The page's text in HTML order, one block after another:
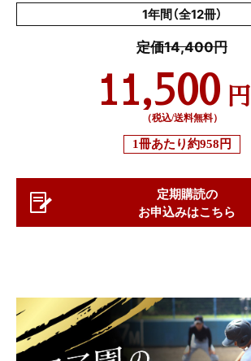
1年間（全12冊）
定価14,400円
11,500 円
（税込/送料無料）
1冊あたり約958円
定期購読の
お申込みはこちら